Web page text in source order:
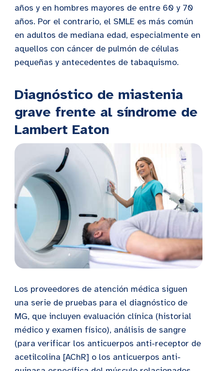
años y en hombres mayores de entre 60 y 70
años. Por el contrario, el SMLE es más común
en adultos de mediana edad, especialmente en
aquellos con cáncer de pulmón de células
pequeñas y antecedentes de tabaquismo.
Diagnóstico de miastenia
grave frente al síndrome de
Lambert Eaton
Los proveedores de atención médica siguen
una serie de pruebas para el diagnóstico de
MG, que incluyen evaluación clínica (historial
médico y examen físico), análisis de sangre
(para verificar los anticuerpos anti-receptor de
acetilcolina [AChR] o los anticuerpos anti-